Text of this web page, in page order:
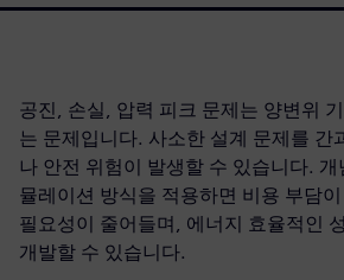
공진, 손실, 압력 피크 문제는 양변위
는 문제입니다. 사소한 설계 문제를 간
나 안전 위험이 발생할 수 있습니다.
뮬레이션 방식을 적용하면 비용 부담
필요성이 줄어들며, 에너지 효율적인
개발할 수 있습니다.